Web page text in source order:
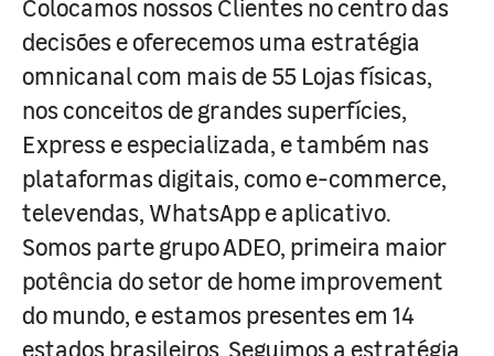
Colocamos nossos Clientes no centro das
decisões e oferecemos uma estratégia
omnicanal com mais de 55 Lojas físicas,
nos conceitos de grandes superfícies,
Express e especializada, e também nas
plataformas digitais, como e-commerce,
televendas, WhatsApp e aplicativo.
Somos parte grupo ADEO, primeira maior
potência do setor de home improvement
do mundo, e estamos presentes em 14
estados brasileiros. Seguimos a estratégia